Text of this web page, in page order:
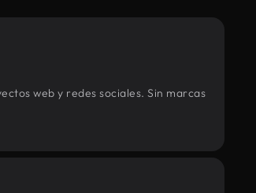
web y redes sociales. Sin marcas